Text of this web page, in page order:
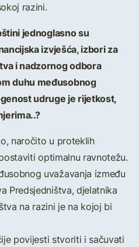
razini.
jednoglasno su
izvješća, izbori za
i nadzornog odbora
duhu međusobnog
udruge je rijetkost,
naročito u proteklih
optimalnu ravnotežu.
uvažavanja između
Predsjedništva, djelatnika
na razini je na kojoj bi
povijesti stvoriti i sačuvati